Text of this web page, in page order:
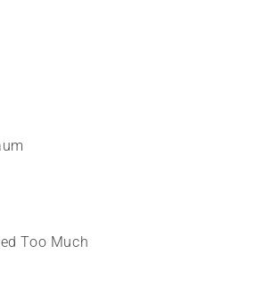
Too Much